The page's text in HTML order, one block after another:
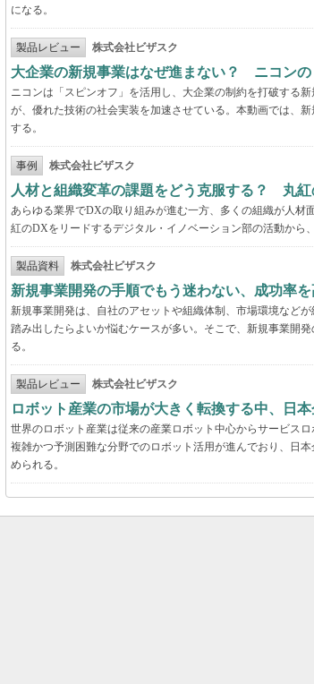
になる。
製品レビュー 株式会社ビザスク
大企業の新規事業はなぜ進まない？ ニコン
ニコンは「スピンオフ」を活用し、大企業の制約を打破する
が、優れた技術の社会実装を加速させている。本動画では、
する。
事例 株式会社ビザスク
人材と組織変革の課題をどう克服する？ 丸
あらゆる業界でDXの取り組みが進む一方、多くの組織が人材
紅のDXをリードするデジタル・イノベーション部の活動から
製品資料 株式会社ビザスク
新規事業開発の手順でもう迷わない、成功率を
新規事業開発は、自社のアセットや組織体制、市場環境など
踏み出したらよいか悩むケースが多い。そこで、新規事業開
る。
製品レビュー 株式会社ビザスク
ロボット産業の市場が大きく転換する中、日
世界のロボット産業は従来の産業ロボット中心からサービス
複雑かつ予測困難な分野でのロボット活用が進んでおり、日
められる。